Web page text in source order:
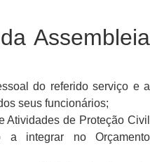
Assembleia
do referido serviço e a
seus funcionários;
Atividades de Proteção Civil
a integrar no Orçamento